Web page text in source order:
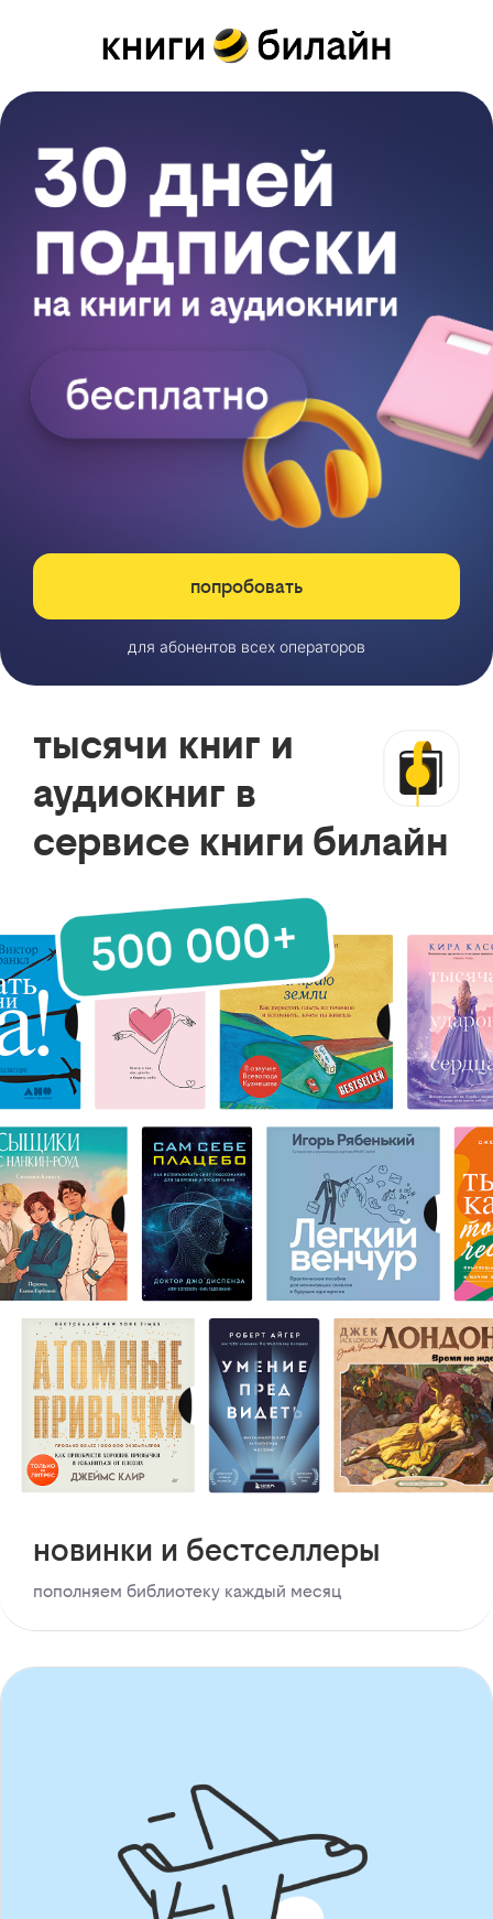
попробовать
для абонентов всех операторов
тысячи книг и
аудиокниг в
сервисе книги билайн
новинки и бестселлеры
пополняем библиотеку каждый месяц